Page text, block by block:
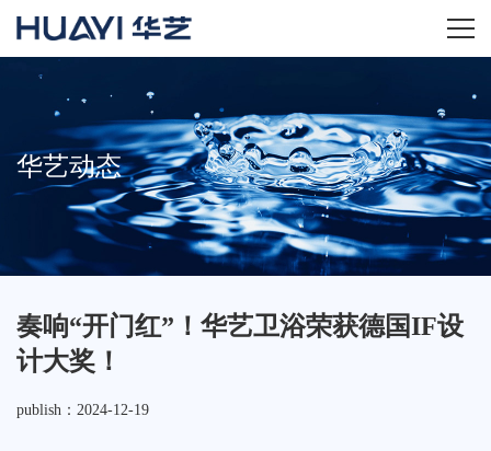
关于华艺
华艺产品
新闻资讯
招商加盟
华艺动态
奏响“开门红”！华艺卫浴荣获德国IF设
计大奖！
publish：2024-12-19